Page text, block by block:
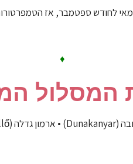
לחודש ספטמבר, אז
♦
המסלול